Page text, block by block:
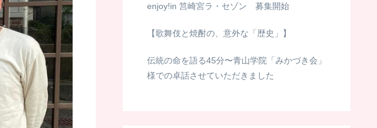
enjoy!in 筥崎宮ラ・セゾン 募集開始
【歌舞伎と焼酎の、意外な「歴史」】
伝統の命を語る45分〜青山学院「みかづき会」
様での卓話させていただきました